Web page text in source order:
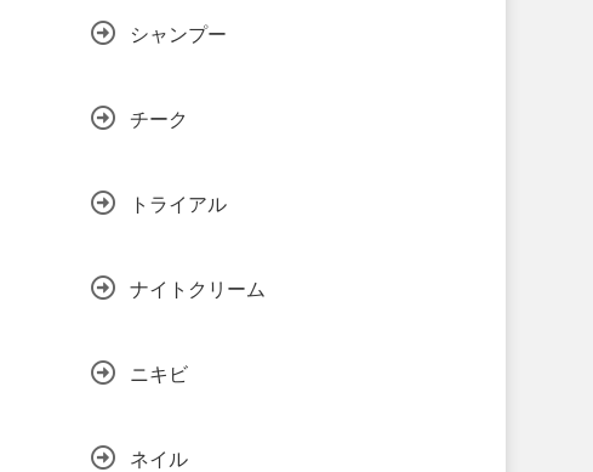
シャンプー
チーク
トライアル
ナイトクリーム
ニキビ
ネイル